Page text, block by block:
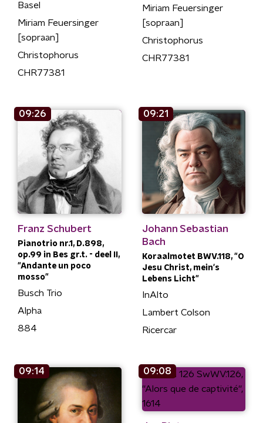
Basel
Miriam Feuersinger
[sopraan]
Christophorus
CHR77381
Miriam Feuersinger
[sopraan]
Christophorus
CHR77381
09:26
Franz Schubert
Pianotrio nr.1, D.898,
op.99 in Bes gr.t. - deel II,
"Andante un poco
mosso"
Busch Trio
Alpha
884
09:21
Johann Sebastian
Bach
Koraalmotet BWV.118, "O
Jesu Christ, mein's
Lebens Licht"
InAlto
Lambert Colson
Ricercar
09:14 09:08